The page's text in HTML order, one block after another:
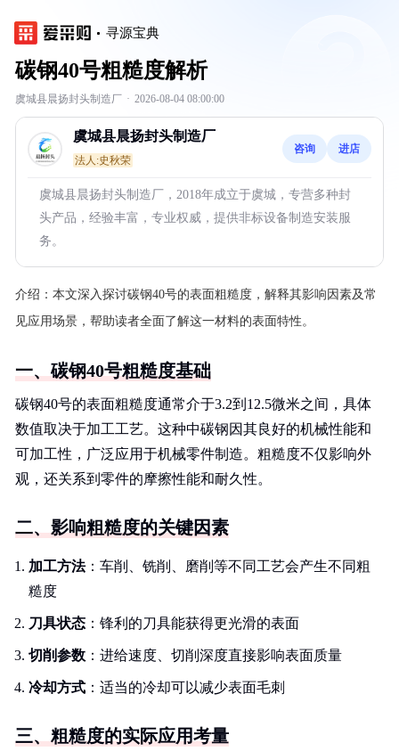
寻源宝典
碳钢40号粗糙度解析
虞城县晨扬封头制造厂 · 2026-08-04 08:00:00
虞城县晨扬封头制造厂
法人:史秋荣
咨询 进店
虞城县晨扬封头制造厂，2018年成立于虞城，专营多种封
头产品，经验丰富，专业权威，提供非标设备制造安装服
务。
介绍： 本文深入探讨碳钢40号的表面粗糙度，解释其影响因素及常
见应用场景，帮助读者全面了解这一材料的表面特性。
一、碳钢40号粗糙度基础
碳钢40号的表面粗糙度通常介于3.2到12.5微米之间，具体
数值取决于加工工艺。这种中碳钢因其良好的机械性能和
可加工性，广泛应用于机械零件制造。粗糙度不仅影响外
观，还关系到零件的摩擦性能和耐久性。
二、影响粗糙度的关键因素
加工方法：车削、铣削、磨削等不同工艺会产生不同粗
糙度
刀具状态 ：锋利的刀具能获得更光滑的表面
切削参数 ：进给速度、切削深度直接影响表面质量
冷却方式 ：适当的冷却可以减少表面毛刺
三、粗糙度的实际应用考量